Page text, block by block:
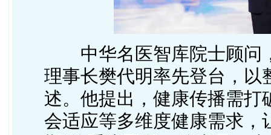
中华名医智库院士顾问
理事长樊代明率先登台，以
述。他提出，健康传播需
会适应等多维度健康需求，